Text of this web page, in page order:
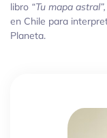
libro “Tu mapa astral”,
en Chile para
Planeta.